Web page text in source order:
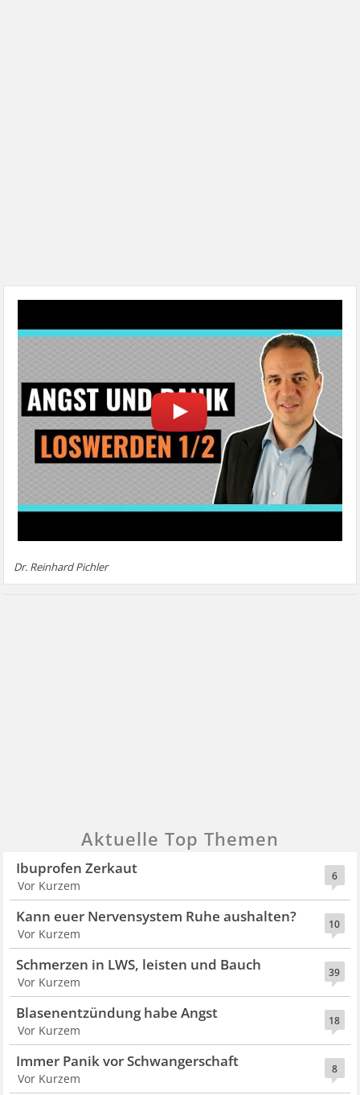
Dr. Reinhard Pichler
Aktuelle Top Themen
6
Ibuprofen Zerkaut
Vor Kurzem
10
Kann euer Nervensystem Ruhe aushalten?
Vor Kurzem
39
Schmerzen in LWS, leisten und Bauch
Vor Kurzem
18
Blasenentzündung habe Angst
Vor Kurzem
8
Immer Panik vor Schwangerschaft
Vor Kurzem